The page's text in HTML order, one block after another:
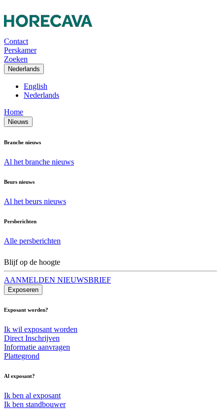
Contact
Perskamer
Zoeken
Nederlands
English
Nederlands
Home
Nieuws
Branche nieuws
Al het branche nieuws
Beurs nieuws
Al het beurs nieuws
Persberichten
Alle persberichten
Blijf op de hoogte
AANMELDEN NIEUWSBRIEF
Exposeren
Exposant worden?
Ik wil exposant worden
Direct Inschrijven
Informatie aanvragen
Plattegrond
Al exposant?
Ik ben al exposant
Ik ben standbouwer